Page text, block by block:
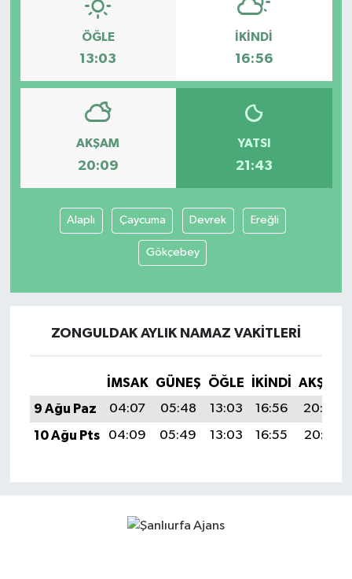
ÖĞLE
13:03
İKINDI
16:56
AKŞAM
20:09
YATSI
21:43
Alaplı Çaycuma Devrek Ereğli
Gökçebey
ZONGULDAK AYLIK NAMAZ VAKITLERI
İMSAK GÜNEŞ ÖĞLE İKINDI
AKŞAM
9 Ağu Paz
04:07 05:48 13:03 16:56
20:09
10 Ağu Pts
04:09 05:49 13:03 16:55 20:07